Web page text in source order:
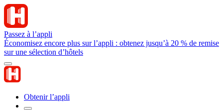
Passez à l’appli
Économisez encore plus sur l’appli : obtenez jusqu’à 20 % de remise
sur une sélection d’hôtels
Obtenir l’appli